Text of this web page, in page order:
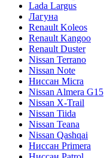
Lada Largus
Лагуна
Renault Koleos
Renault Kangoo
Renault Duster
Nissan Terrano
Nissan Note
Ниссан Micra
Nissan Almera G15
Nissan X-Trail
Nissan Tiida
Nissan Teana
Nissan Qashqai
Ниссан Primera